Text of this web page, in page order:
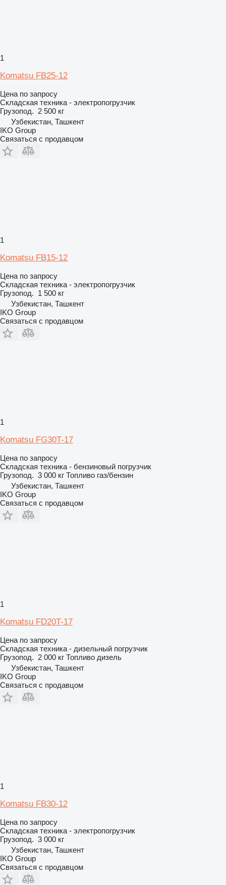
1
Komatsu FB25-12
Цена по запросу
Складская техника - электропогрузчик
Грузопод. 2 500 кг
Узбекистан, Ташкент
IKO Group
Связаться с продавцом
1
Komatsu FB15-12
Цена по запросу
Складская техника - электропогрузчик
Грузопод. 1 500 кг
Узбекистан, Ташкент
IKO Group
Связаться с продавцом
1
Komatsu FG30T-17
Цена по запросу
Складская техника - бензиновый погрузчик
Грузопод. 3 000 кг Топливо газ/бензин
Узбекистан, Ташкент
IKO Group
Связаться с продавцом
1
Komatsu FD20T-17
Цена по запросу
Складская техника - дизельный погрузчик
Грузопод. 2 000 кг Топливо дизель
Узбекистан, Ташкент
IKO Group
Связаться с продавцом
1
Komatsu FB30-12
Цена по запросу
Складская техника - электропогрузчик
Грузопод. 3 000 кг
Узбекистан, Ташкент
IKO Group
Связаться с продавцом